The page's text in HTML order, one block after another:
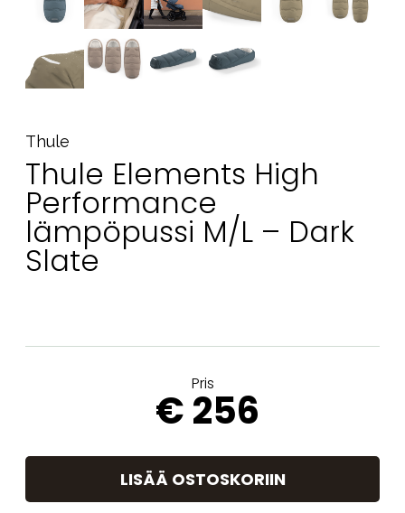
Thule
Thule Elements High
Performance
lämpöpussi M/L – Dark
Slate
Pris
€ 256
LISÄÄ OSTOSKORIIN
Aurinko ja uinti Outlet
Opas
Ota meihin yhteyttä osoitteessa